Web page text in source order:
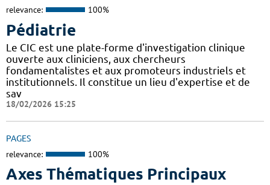
relevance: 100%
Pédiatrie
Le CIC est une plate-forme d'investigation clinique
ouverte aux cliniciens, aux chercheurs
fondamentalistes et aux promoteurs industriels et
institutionnels. Il constitue un lieu d'expertise et de
sav
18/02/2026 15:25
PAGES
relevance: 100%
Axes Thématiques Principaux